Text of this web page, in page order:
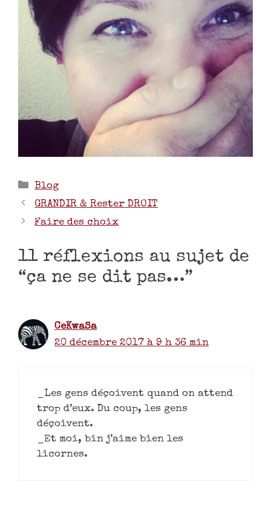
Blog
GRANDIR & Rester DROIT
Faire des choix
11 réflexions au sujet de
“ça ne se dit pas…”
CeKwaSa
20 décembre 2017 à 9 h 36 min
_Les gens déçoivent quand on attend
trop d’eux. Du coup, les gens
déçoivent.
_Et moi, bin j’aime bien les
licornes.